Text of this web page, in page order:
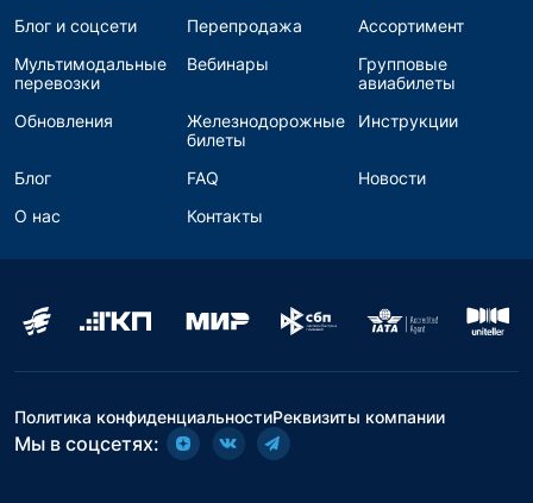
Блог и соцсети
Перепродажа
Ассортимент
Мультимодальные
перевозки
Вебинары
Групповые
авиабилеты
Обновления
Железнодорожные
билеты
Инструкции
Блог FAQ
Новости
О нас
Контакты
Политика конфиденциальностиРеквизиты компании
Мы в соцсетях: